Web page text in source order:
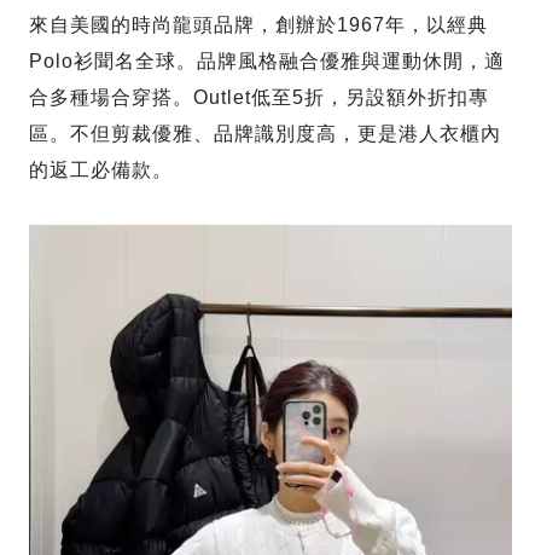
來自美國的時尚龍頭品牌，創辦於1967年，以經典
Polo衫聞名全球。品牌風格融合優雅與運動休閒，適
合多種場合穿搭。Outlet低至5折，另設額外折扣專
區。不但剪裁優雅、品牌識別度高，更是港人衣櫃內
的返工必備款。